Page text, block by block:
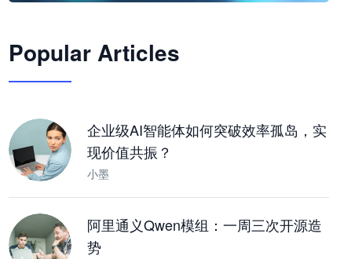
JimoClaw 桌面 AI Agent 工作台
Popular Articles
企业级AI智能体如何突破效率孤岛，实
现价值共振？
小墨
阿里通义Qwen模组：一周三次开源造
势